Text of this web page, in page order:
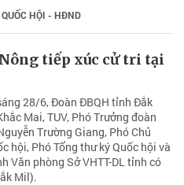
hội, Phó Tổng thư ký Quốc hội và
Văn phòng Sở VHTT-DL tỉnh có
HỘI - HĐND
tiếp xúc cử tri tại
28/6, Đoàn ĐBQH tỉnh Đắk
Mai, TUV, Phó Trưởng đoàn
Trường Giang, Phó Chủ
hội, Phó Tổng thư ký Quốc hội và
Văn phòng Sở VHTT-DL tỉnh có
Mil).